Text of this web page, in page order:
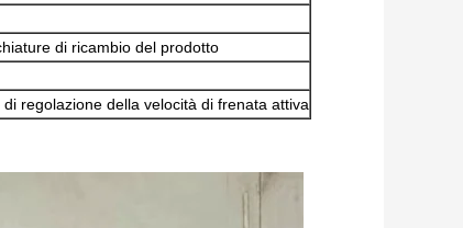
di ricambio del prodotto
regolazione della velocità di frenata attiva